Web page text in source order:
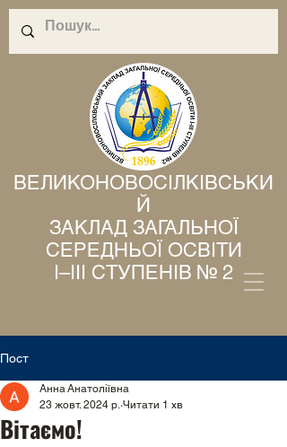
ВЕЛИКОНОВОСІЛКІВСЬКИ
Й
ЗАКЛАД ЗАГАЛЬНОЇ
СЕРЕДНЬОЇ ОСВІТИ
І–ІІІ СТУПЕНІВ № 2
Пост
Вітаємо!
Анна Анатоліївна
23 жовт. 2024 р. Читати 1 хв